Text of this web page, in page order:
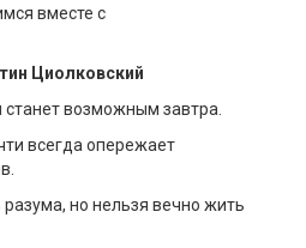
вместе с
Циолковский
возможным завтра.
всегда опережает
но нельзя вечно жить